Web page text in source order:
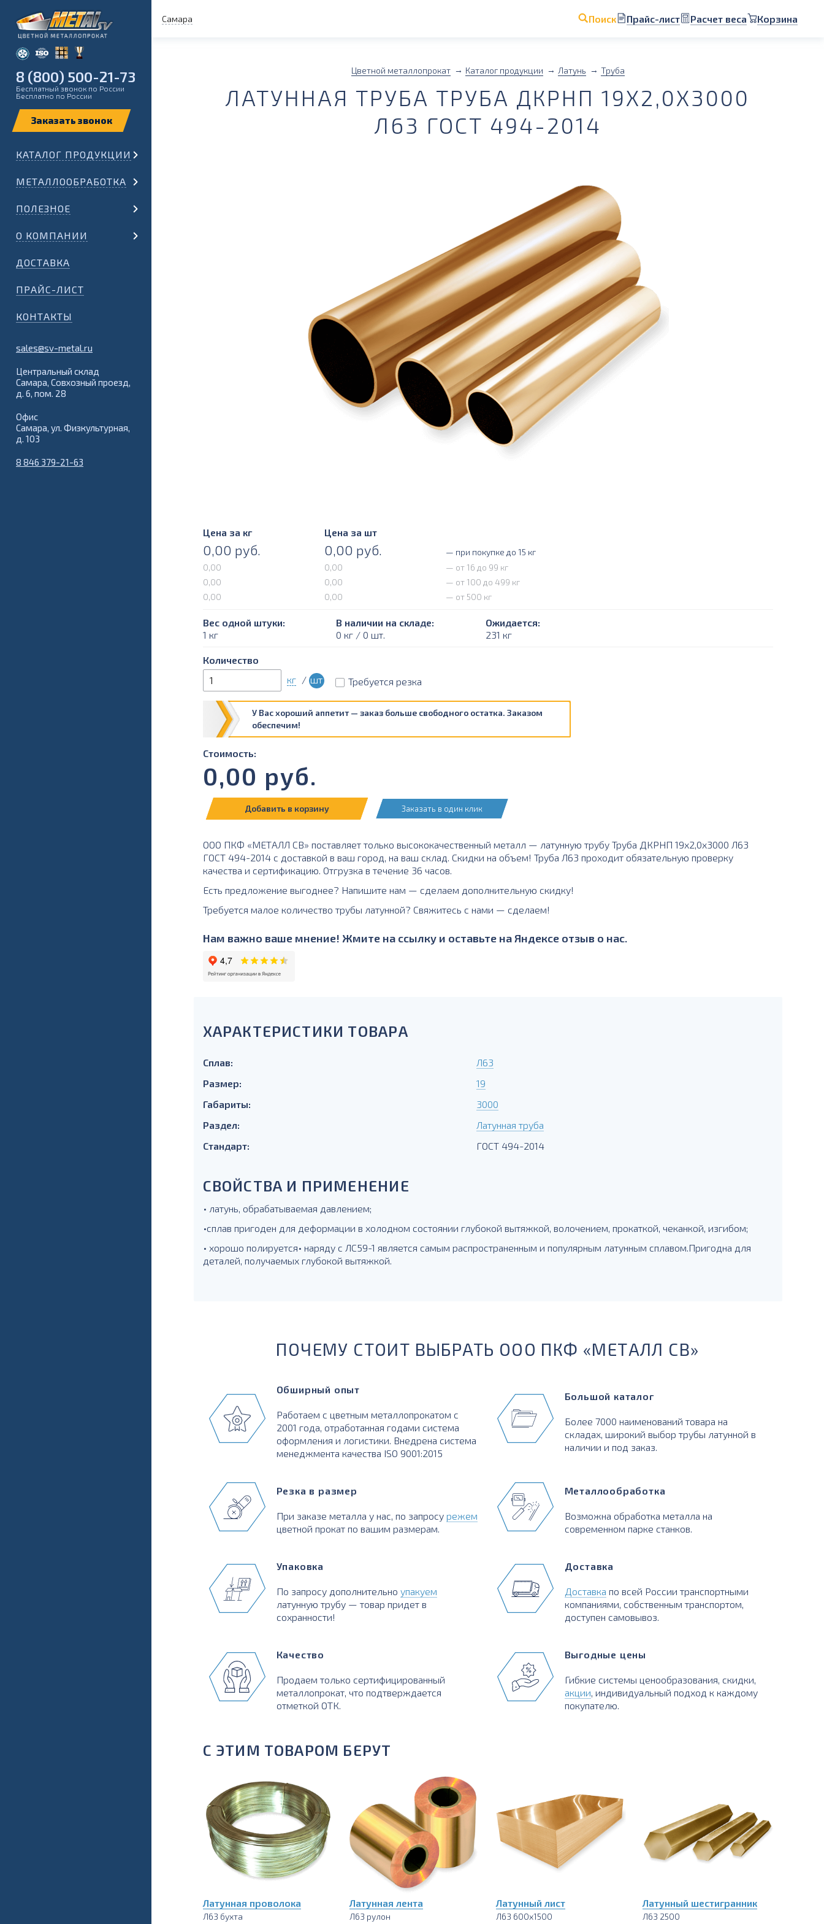
Самара Поиск Прайс-лист Расчет веса Корзина
8 (800) 500-21-73
Бесплатный звонок по России
Бесплатно по России
КАТАЛОГ ПРОДУКЦИИ
МЕТАЛЛООБРАБОТКА
ПОЛЕЗНОЕ
О КОМПАНИИ
ДОСТАВКА
ПРАЙС-ЛИСТ
КОНТАКТЫ
sales@sv-metal.ru
Центральный склад
Самара, Совхозный проезд,
д. 6, пом. 28
Офис
Самара, ул. Физкультурная,
д. 103
8 846 379-21-63
Цветной металлопрокат Каталог продукции Латунь Труба
ЛАТУННАЯ ТРУБА ТРУБА ДКРНП 19Х2,0Х3000
Л63 ГОСТ 494-2014
Цена за кг Цена за шт
0,00 руб. 0,00 руб.
— при покупке до 15 кг
0,00
0,00
— от 16 до 99 кг
0,00
0,00
— от 100 до 499 кг
0,00
0,00 — от 500 кг
Вес одной штуки:
1 кг
В наличии на складе:
0 кг / 0 шт.
Ожидается:
231 кг
Количество
кг / шт Требуется резка
У Вас хороший аппетит — заказ больше свободного остатка. Заказом
обеспечим!
Стоимость:
0,00 руб.
Добавить в корзину Заказать в один клик
ООО ПКФ «МЕТАЛЛ СВ» поставляет только высококачественный металл — латунную трубу Труба ДКРНП 19х2,0х3000 Л63
ГОСТ 494-2014 с доставкой в ваш город, на ваш склад. Скидки на объем! Труба Л63 проходит обязательную проверку
качества и сертификацию. Отгрузка в течение 36 часов.
Есть предложение выгоднее? Напишите нам — сделаем дополнительную скидку!
Требуется малое количество трубы латунной? Свяжитесь с нами — сделаем!
Нам важно ваше мнение! Жмите на ссылку и оставьте на Яндексе отзыв о нас.
ХАРАКТЕРИСТИКИ ТОВАРА
Сплав:
Л63
Размер:
19
Габариты:
3000
Раздел:
Латунная труба
Стандарт:
ГОСТ 494-2014
СВОЙСТВА И ПРИМЕНЕНИЕ
• латунь, обрабатываемая давлением;
•сплав пригоден для деформации в холодном состоянии глубокой вытяжкой, волочением, прокаткой, чеканкой, изгибом;
• хорошо полируется• наряду с ЛС59-1 является самым распространенным и популярным латунным сплавом.Пригодна для
деталей, получаемых глубокой вытяжкой.
ПОЧЕМУ СТОИТ ВЫБРАТЬ ООО ПКФ «МЕТАЛЛ СВ»
Обширный опыт
Работаем с цветным металлопрокатом с
2001 года, отработанная годами система
оформления и логистики. Внедрена система
менеджмента качества ISO 9001:2015
Резка в размер
При заказе металла у нас, по запросу режем
цветной прокат по вашим размерам.
Упаковка
По запросу дополнительно упакуем
латунную трубу — товар придет в
сохранности!
Качество
Продаем только сертифицированный
металлопрокат, что подтверждается
отметкой ОТК.
Большой каталог
Более 7000 наименований товара на
складах, широкий выбор трубы латунной в
наличии и под заказ.
Металлообработка
Возможна обработка металла на
современном парке станков.
Доставка
Доставка по всей России транспортными
компаниями, собственным транспортом,
доступен самовывоз.
Выгодные цены
Гибкие системы ценообразования, скидки,
акции, индивидуальный подход к каждому
покупателю.
С ЭТИМ ТОВАРОМ БЕРУТ
Латунная проволока
Л63 бухта
Латунная лента
Л63 рулон
Латунный лист
Л63 600х1500
Латунный шестигранник
Л63 2500